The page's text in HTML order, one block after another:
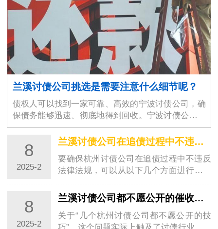
兰溪讨债公司挑选是需要注意什么细节呢？
债权人可以找到一家可靠、高效的宁波讨债公司，确
保债务能够迅速、彻底地得到回收。宁波讨债公司的
选择不仅仅是为了解决眼前的经济问题，更是为了维
护商业环境的稳定与良好运作。随着商业交易的增加
和…8
2025-2
兰溪讨债公司在追债过程中不违反法律法规？
要确保杭州讨债公司在追债过程中不违反
法律法规，可以从以下几个方面进行考虑
和操作：一、明确杭州讨债公司的合法性
杭州讨债公司如果以信息咨询公司、调查
公司或者其他名义从事催收工作，在遵守
相关法…
8
2025-2
兰溪讨债公司都不愿公开的催收技巧
关于“几个杭州讨债公司都不愿公开的技